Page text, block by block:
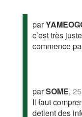
par
c’est très
commence
parSOME,
Il faut
detient des